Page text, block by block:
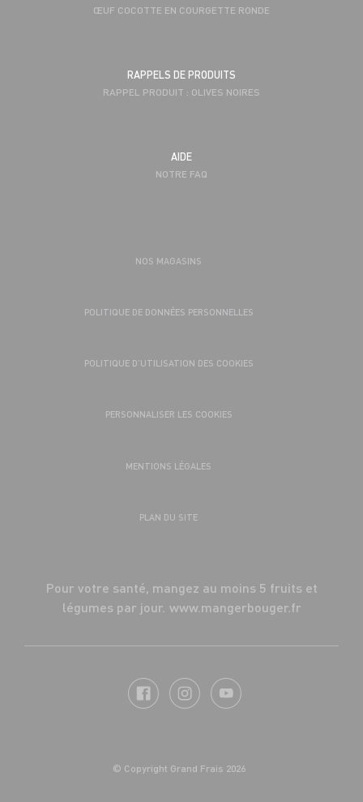
ŒUF COCOTTE EN COURGETTE RONDE
RAPPELS DE PRODUITS
RAPPEL PRODUIT : OLIVES NOIRES
AIDE
NOTRE FAQ
NOS MAGASINS
POLITIQUE DE DONNÉES PERSONNELLES
POLITIQUE D’UTILISATION DES COOKIES
PERSONNALISER LES COOKIES
MENTIONS LÉGALES
PLAN DU SITE
Pour votre santé, mangez au moins 5 fruits et
légumes par jour. www.mangerbouger.fr
© Copyright Grand Frais 2026